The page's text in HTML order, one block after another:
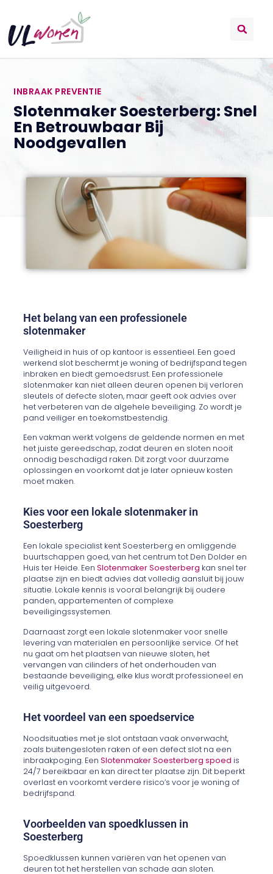
INBRAAK PREVENTIE
Slotenmaker Soesterberg: Snel
En Betrouwbaar Bij
Noodgevallen
Het belang van een professionele
slotenmaker
Veiligheid in huis of op kantoor is essentieel. Een goed
werkend slot beschermt je woning of bedrijfspand tegen
inbraken en biedt gemoedsrust. Een professionele
slotenmaker kan niet alleen deuren openen bij verloren
sleutels of defecte sloten, maar geeft ook advies over
het verbeteren van de algehele beveiliging. Zo wordt je
pand veiliger en toekomstbestendig.
Een vakman werkt volgens de geldende normen en met
het juiste gereedschap, zodat deuren en sloten nooit
onnodig beschadigd raken. Dit zorgt voor duurzame
oplossingen en voorkomt dat je later opnieuw kosten
moet maken.
Kies voor een lokale slotenmaker in
Soesterberg
Een lokale specialist kent Soesterberg en omliggende
buurtschappen goed, van het centrum tot Den Dolder en
Huis ter Heide. EenSlotenmaker Soesterberg kan snel ter
plaatse zijn en biedt advies dat volledig aansluit bij jouw
situatie. Lokale kennis is vooral belangrijk bij oudere
panden, appartementen of complexe
beveiligingssystemen.
Daarnaast zorgt een lokale slotenmaker voor snelle
levering van materialen en persoonlijke service. Of het
nu gaat om het plaatsen van nieuwe sloten, het
vervangen van cilinders of het onderhouden van
bestaande beveiliging, elke klus wordt professioneel en
veilig uitgevoerd.
Het voordeel van een spoedservice
Noodsituaties met je slot ontstaan vaak onverwacht,
zoals buitengesloten raken of een defect slot na een
inbraakpoging. EenSlotenmaker Soesterberg spoed is
24/7 bereikbaar en kan direct ter plaatse zijn. Dit beperkt
overlast en voorkomt verdere risico’s voor je woning of
bedrijfspand.
Voorbeelden van spoedklussen in
Soesterberg
Spoedklussen kunnen variëren van het openen van
deuren tot het herstellen van schade aan sloten.